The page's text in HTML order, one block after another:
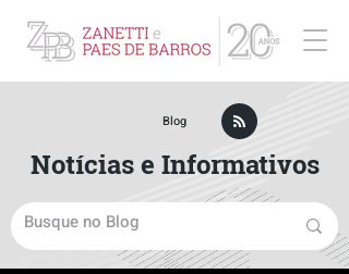
Post
Blog
Notícias e Informativos